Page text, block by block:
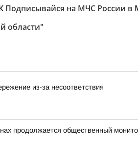
Подписывайся на МЧС России в
области"
из-за несоответствия
продолжается общественный